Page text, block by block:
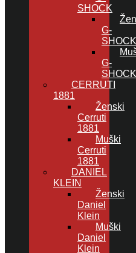
SHOCK
G-
SHOCK
G-
SHOCK
CERRUTI
1881
Ženski
Cerruti
1881
Muški
Cerruti
1881
DANIEL
KLEIN
Ženski
Daniel
Klein
Muški
Daniel
Klein